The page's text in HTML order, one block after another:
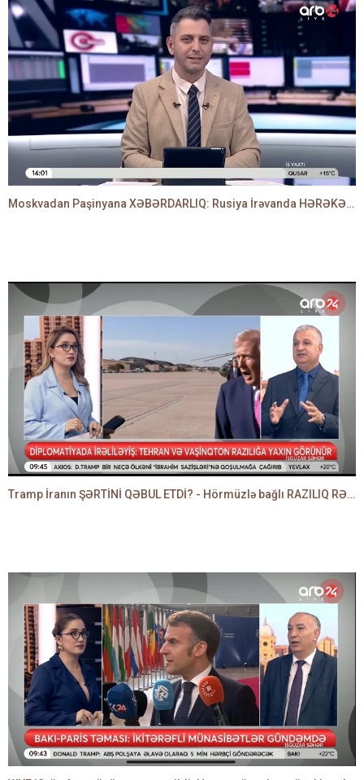
Moskvadan Paşinyana XƏBƏRDARLIQ: Rusiya İrəvanda HƏRƏKƏTƏ KEÇDİ - TAMİLLA QULAMİ danışır
Tramp İranın ŞƏRTİNİ QƏBUL ETDİ? - Hörmüzlə bağlı RAZILIQ RƏSMƏN AÇIQLANIR -BAKİR HƏDƏNBƏYLİ danışır